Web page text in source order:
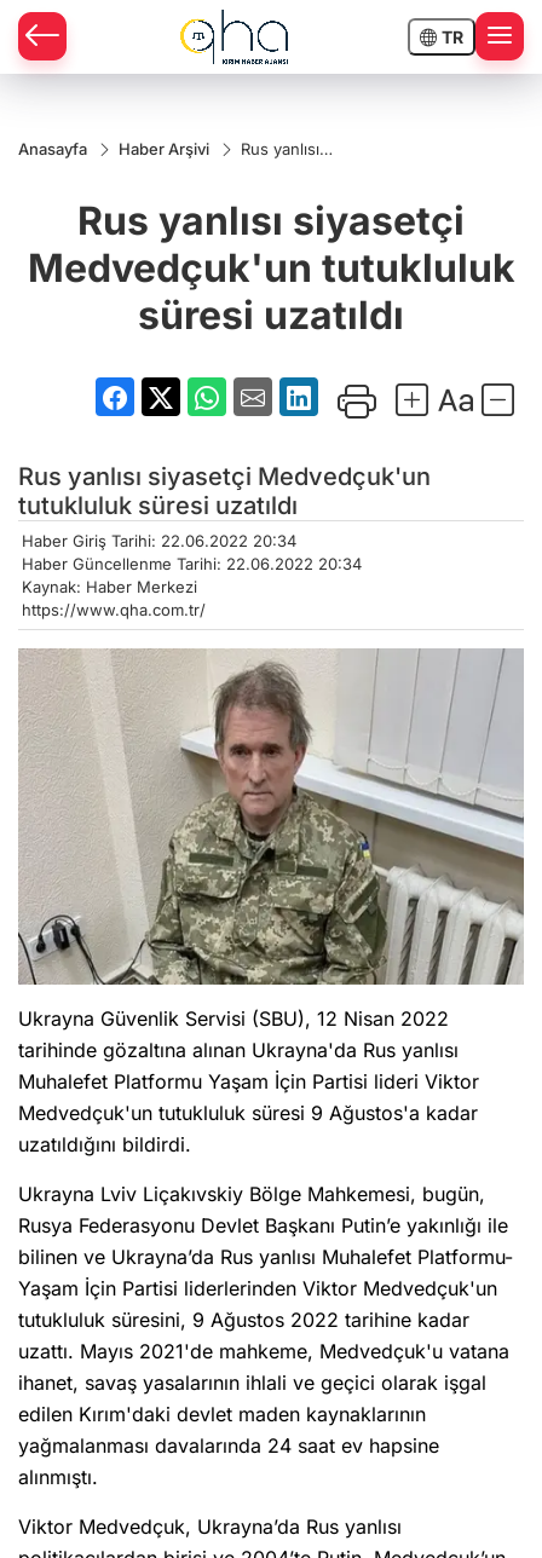
TR
Anasayfa Haber Arşivi
Rus yanlısı
süresi uzatıldı
Rus yanlısı siyasetçi
Medvedçuk'un tutukluluk
süresi uzatıldı
Rus yanlısı siyasetçi Medvedçuk'un
tutukluluk süresi uzatıldı
Haber Giriş Tarihi: 22.06.2022 20:34
Haber Güncellenme Tarihi: 22.06.2022 20:34
Kaynak: Haber Merkezi
https://www.qha.com.tr/
Ukrayna Güvenlik Servisi (SBU), 12 Nisan 2022
tarihinde gözaltına alınan Ukrayna'da Rus yanlısı
Muhalefet Platformu Yaşam İçin Partisi lideri Viktor
Medvedçuk'un tutukluluk süresi 9 Ağustos'a kadar
uzatıldığını bildirdi.
Ukrayna Lviv Liçakıvskiy Bölge Mahkemesi, bugün,
Rusya Federasyonu Devlet Başkanı Putin’e yakınlığı ile
bilinen ve Ukrayna’da Rus yanlısı Muhalefet Platformu-
Yaşam İçin Partisi liderlerinden Viktor Medvedçuk'un
tutukluluk süresini, 9 Ağustos 2022 tarihine kadar
uzattı. Mayıs 2021'de mahkeme, Medvedçuk'u vatana
ihanet, savaş yasalarının ihlali ve geçici olarak işgal
edilen Kırım'daki devlet maden kaynaklarının
yağmalanması davalarında 24 saat ev hapsine
alınmıştı.
Viktor Medvedçuk, Ukrayna’da Rus yanlısı